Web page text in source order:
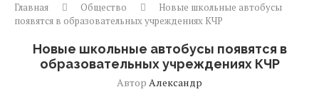
Главная Общество
Новые школьные автобусы
появятся в образовательных учреждениях КЧР
Новые школьные автобусы появятся в
образовательных учреждениях КЧР
Автор Александр